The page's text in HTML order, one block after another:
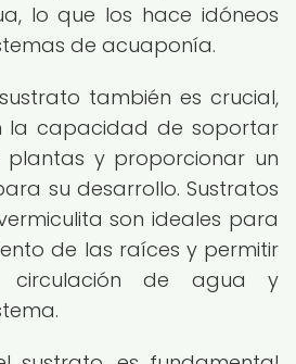
lo que los hace idóneos
de acuaponía.
también es crucial,
la capacidad de soportar
y proporcionar un
su desarrollo. Sustratos
son ideales para
de las raíces y permitir
circulación de agua y